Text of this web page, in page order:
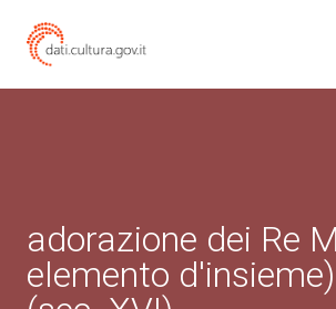
adorazione dei Re
elemento